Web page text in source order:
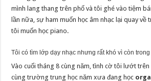
mình lang thang trên phố và tôi ghé vào tiệm
lần nữa, sự ham muốn học âm nhạc lại quay về
tôi muốn học piano.
Tôi có tìm lớp dạy nhạc nhưng rất khó vì còn
Vào cuối tháng 8 cùng năm, tình cờ tôi lướt
cùng trường trung học năm xưa đang học